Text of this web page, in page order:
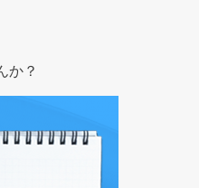
か？